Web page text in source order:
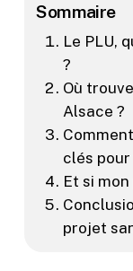
Sommaire
Le PLU,
?
Où
Alsace ?
clés
Et si
projet